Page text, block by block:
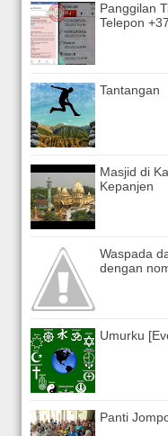
Panggilan
Telepon
Tantangan
Masjid di
Kepanjen
Waspada
dengan
Umurku
Panti